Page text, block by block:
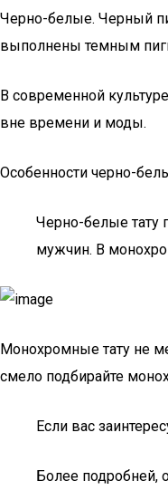
Черно-белые. Черный
выполнены темным
В современной
вне времени и моды.
Особенности черно-
Черно-белые тату
мужчин. В
Монохромные тату не
смело подбирайте
Если вас
Более подробней,